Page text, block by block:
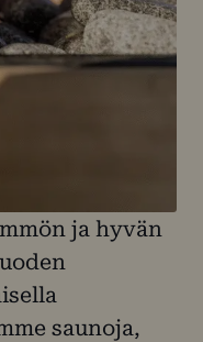
ja hyvän
saunoja,